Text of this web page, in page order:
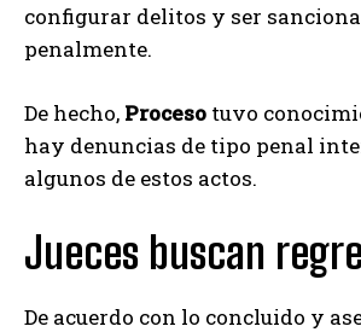
configurar delitos y ser
penalmente.
De hecho, Proceso tuvo
hay denuncias de tipo penal
algunos de estos actos.
Jueces buscan
De acuerdo con lo concluido y